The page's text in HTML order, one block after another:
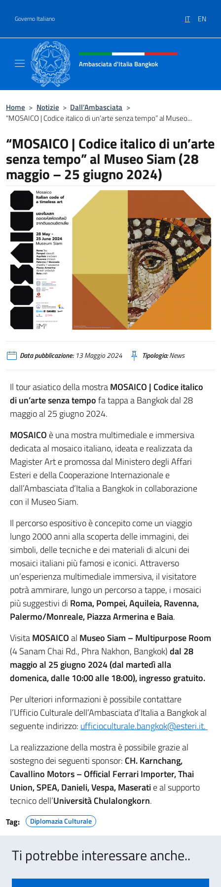
Governo Italiano IT EN
Intestazione sito, social e menù
Ambasciata d'Italia Bangkok
Home > Notizie > Dall’Ambasciata >
“MOSAICO | Codice italico di un’arte senza tempo” al Museo...
“MOSAICO | Codice italico di un’arte
senza tempo” al Museo Siam (28
maggio – 25 giugno 2024)
Data pubblicazione:13 Maggio 2024 Tipologia:News
Il tour asiatico della mostraMOSAICO | Codice italico
di un’arte senza tempofa tappa a Bangkok dal 28
maggio al 25 giugno 2024.
MOSAICO è una mostra multimediale e immersiva
dedicata al mosaico italiano, ideata e realizzata da
Magister Art e promossa dal Ministero degli Affari
Esteri e della Cooperazione Internazionale e
dall’Ambasciata d’Italia a Bangkok in collaborazione
con il Museo Siam.
Il percorso espositivo è concepito come un viaggio
lungo 2000 anni alla scoperta delle immagini, dei
simboli, delle tecniche e dei materiali di alcuni dei
mosaici italiani più famosi e iconici. Attraverso
un’esperienza multimediale immersiva, il visitatore
potrà ammirare, lungo un percorso a tappe, i mosaici
più suggestivi di Roma, Pompei, Aquileia, Ravenna,
Palermo/Monreale, Piazza Armerina e Baia.
VisitaMOSAICOal Museo Siam – Multipurpose Room
(4 Sanam Chai Rd., Phra Nakhon, Bangkok)dal 28
maggio al 25 giugno 2024 (dal martedì alla
domenica, dalle 10:00 alle 18:00), ingresso gratuito.
Per ulteriori informazioni è possibile contattare
l’Ufficio Culturale dell’Ambasciata d’Italia a Bangkok al
seguente indirizzo: ufficioculturale.bangkok@esteri.it.
La realizzazione della mostra è possibile grazie al
sostegno dei seguenti sponsor: CH. Karnchang,
Cavallino Motors – Official Ferrari Importer, Thai
Union,SPEA, Danieli, Vespa, Maseratie al supporto
tecnico dell’Università Chulalongkorn.
Tag: Diplomazia Culturale
Ti potrebbe interessare anche..